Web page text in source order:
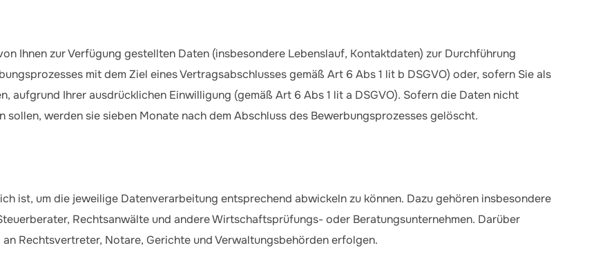
Ihnen zur Verfügung gestellten Daten (insbesondere Lebenslauf, Kontaktdaten) zur Durchführung
mit dem Ziel eines Vertragsabschlusses gemäß Art 6 Abs 1 lit b DSGVO) oder, sofern Sie als
aufgrund Ihrer ausdrücklichen Einwilligung (gemäß Art 6 Abs 1 lit a DSGVO). Sofern die Daten nicht
werden sie sieben Monate nach dem Abschluss des Bewerbungsprozesses gelöscht.
ist, um die jeweilige Datenverarbeitung entsprechend abwickeln zu können. Dazu gehören insbesondere
Rechtsanwälte und andere Wirtschaftsprüfungs- oder Beratungsunternehmen. Darüber
Rechtsvertreter, Notare, Gerichte und Verwaltungsbehörden erfolgen.